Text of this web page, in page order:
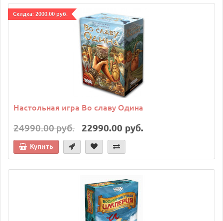
Cкидка: 2000.00 руб.
Настольная игра Во славу Одина
24990.00 руб. 22990.00 руб.
Купить